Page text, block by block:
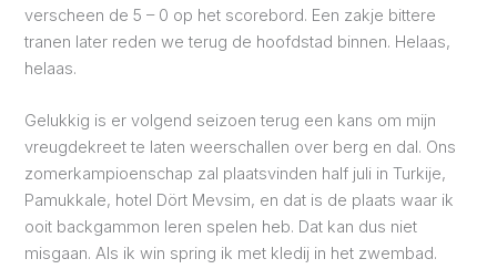
verscheen de 5 – 0 op het scorebord. Een zakje bittere
tranen later reden we terug de hoofdstad binnen. Helaas,
helaas.
Gelukkig is er volgend seizoen terug een kans om mijn
vreugdekreet te laten weerschallen over berg en dal. Ons
zomerkampioenschap zal plaatsvinden half juli in Turkije,
Pamukkale, hotel Dört Mevsim, en dat is de plaats waar ik
ooit backgammon leren spelen heb. Dat kan dus niet
misgaan. Als ik win spring ik met kledij in het zwembad.